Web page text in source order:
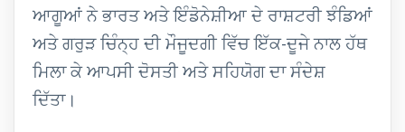
ਆਗੂਆਂ ਨੇ ਭਾਰਤ ਅਤੇ ਇੰਡੋਨੇਸ਼ੀਆ ਦੇ ਰਾਸ਼ਟਰੀ ਝੰਡਿਆਂ
ਅਤੇ ਗਰੁੜ ਚਿੰਨ੍ਹ ਦੀ ਮੌਜੂਦਗੀ ਵਿੱਚ ਇੱਕ-ਦੂਜੇ ਨਾਲ ਹੱਥ
ਮਿਲਾ ਕੇ ਆਪਸੀ ਦੋਸਤੀ ਅਤੇ ਸਹਿਯੋਗ ਦਾ ਸੰਦੇਸ਼
ਦਿੱਤਾ।